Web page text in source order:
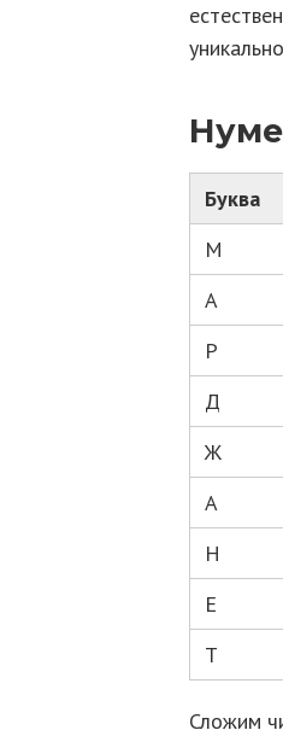
Буква
М
А
Р
Д
Ж
А
Н
Е
Т
Сложим